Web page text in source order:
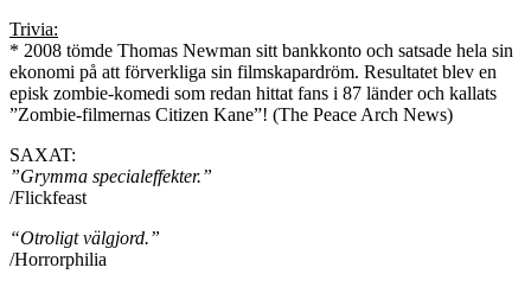
Trivia:
* 2008 tömde Thomas Newman sitt bankkonto och satsade hela sin
ekonomi på att förverkliga sin filmskapardröm. Resultatet blev en
episk zombie-komedi som redan hittat fans i 87 länder och kallats
”Zombie-filmernas Citizen Kane”! (The Peace Arch News)
SAXAT:
”Grymma specialeffekter.”
/Flickfeast
“Otroligt välgjord.”
/Horrorphilia